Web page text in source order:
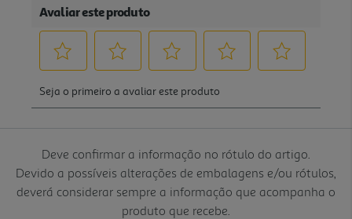
Deve confirmar a informação no rótulo do artigo.
Devido a possíveis alterações de embalagens e/ou rótulos,
deverá considerar sempre a informação que acompanha o
produto que recebe.